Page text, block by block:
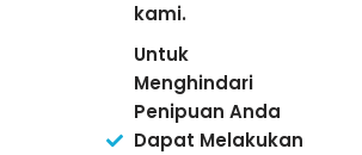
kami.
Untuk
Menghindari
Penipuan Anda
Dapat Melakukan